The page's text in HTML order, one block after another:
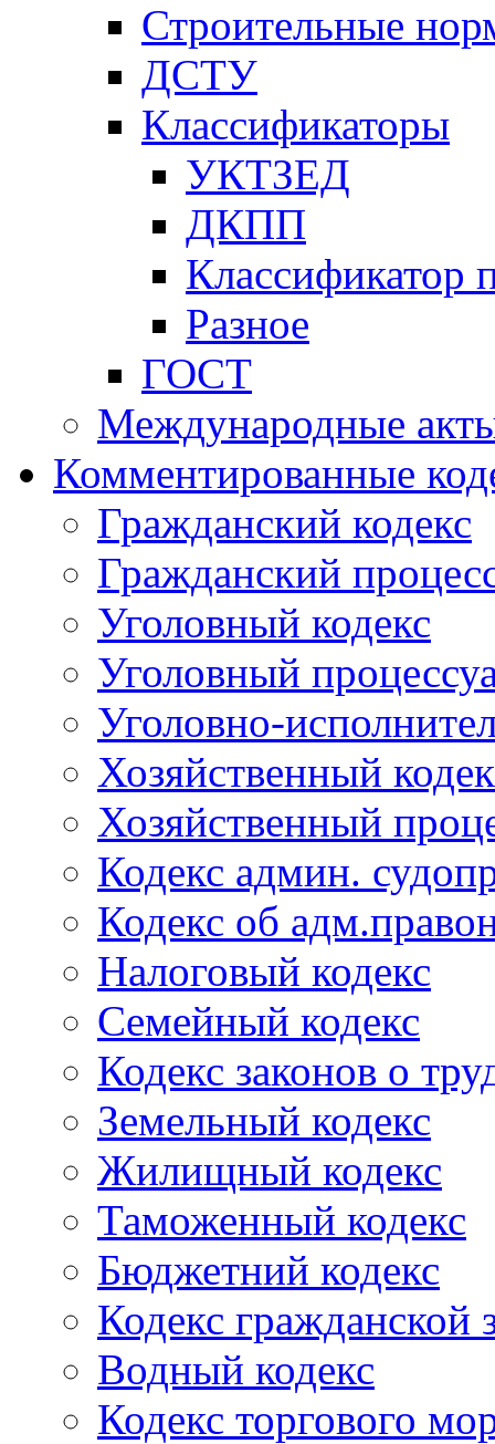
Строительные
ДСТУ
Классификаторы
УКТЗЕД
ДКПП
Классификатор
Разное
ГОСТ
Международные
Комментированные
Гражданский кодекс
Гражданский
Уголовный кодекс
Уголовный
Уголовно-
Хозяйственный
Хозяйственный
Кодекс админ.
Кодекс об
Налоговый кодекс
Семейный кодекс
Кодекс законов о
Земельный кодекс
Жилищный кодекс
Таможенный кодекс
Бюджетний кодекс
Кодекс гражданской
Водный кодекс
Кодекс торгового